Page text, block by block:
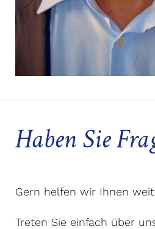
Haben Sie
Gern helfen wir Ihnen
Treten Sie einfach über